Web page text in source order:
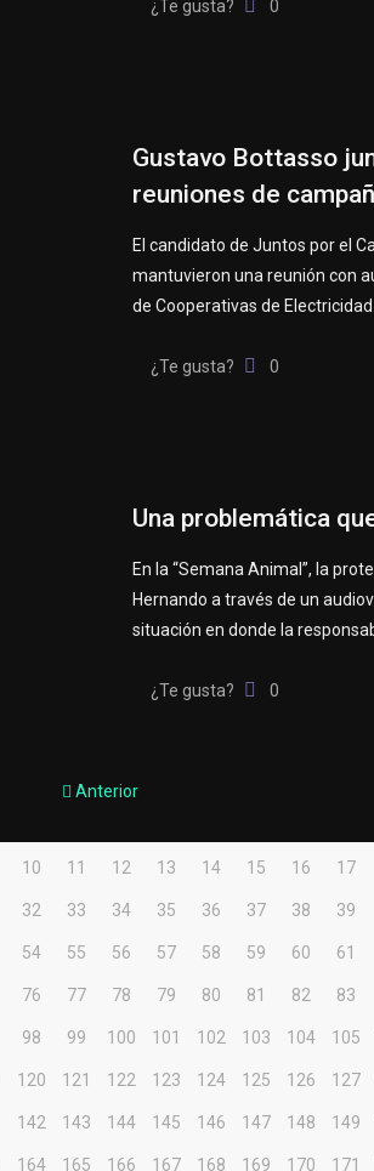
¿Te gusta? 0
Gustavo Bottasso
reuniones de
El candidato de Juntos por el
mantuvieron una reunión con
de Cooperativas de Electricidad
¿Te gusta? 0
Una problemática
En la “Semana Animal”, la
Hernando a través de un
situación en donde la
¿Te gusta? 0
Anterior
10 11 12 13 14 15 16 17
32 33 34 35 36 37 38 39
54 55 56 57 58 59 60 61
76 77 78 79 80 81 82 83
98 99 100 101 102 103 104 105
120 121 122 123 124 125 126 127
142 143 144 145 146 147 148 149
164 165 166 167 168 169 170 171